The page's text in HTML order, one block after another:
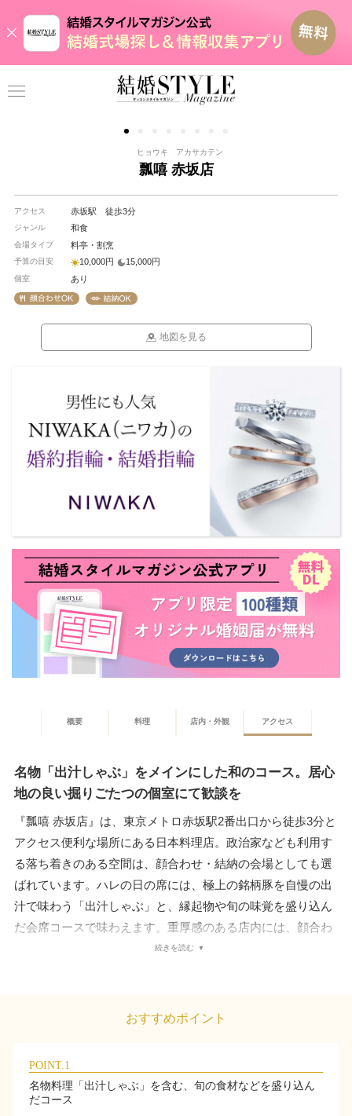
ヒョウキ アカサカテン
瓢嘻 赤坂店
アクセス 赤坂駅 徒歩3分
ジャンル 和食
会場タイプ 料亭・割烹
予算の目安 10,000円 15,000円
個室 あり
地図を見る
概要 料理 店内・外観 アクセス
名物「出汁しゃぶ」をメインにした和のコース。居心
地の良い掘りごたつの個室にて歓談を
『瓢嘻 赤坂店』は、東京メトロ赤坂駅2番出口から徒歩3分と
アクセス便利な場所にある日本料理店。政治家なども利用す
る落ち着きのある空間は、顔合わせ・結納の会場としても選
ばれています。ハレの日の席には、極上の銘柄豚を自慢の出
汁で味わう「出汁しゃぶ」と、縁起物や旬の味覚を盛り込ん
だ会席コースで味わえます。重厚感のある店内には、顔合わ
せ・結納など多彩な会席で利用できる個室を全部で13室用
よる丁寧なサービスも魅力。上座・下座の配置や土産の準
続きを読む
おすすめポイント
POINT.1
名物料理「出汁しゃぶ」を含む、旬の食材などを盛り込ん
だコース